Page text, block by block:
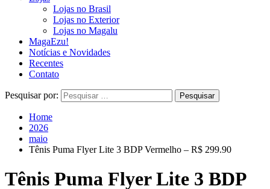
Lojas no Brasil
Lojas no Exterior
Lojas no Magalu
MagaEzu!
Notícias e Novidades
Recentes
Contato
Pesquisar por:
Home
2026
maio
Tênis Puma Flyer Lite 3 BDP Vermelho – R$ 299.90
Tênis Puma Flyer Lite 3 BDP